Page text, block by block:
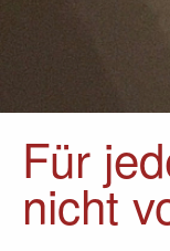
Für
nicht